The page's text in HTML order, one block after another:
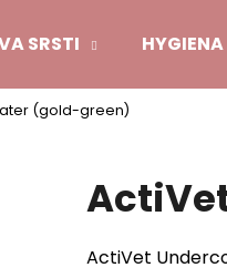
SRSTI HYGIENA
(gold-green)
ActiVet
nájsť?
HĽADAŤ